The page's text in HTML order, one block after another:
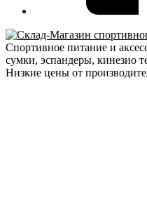
Спортивное питание и
сумки, эспандеры, кинезио
Низкие цены от